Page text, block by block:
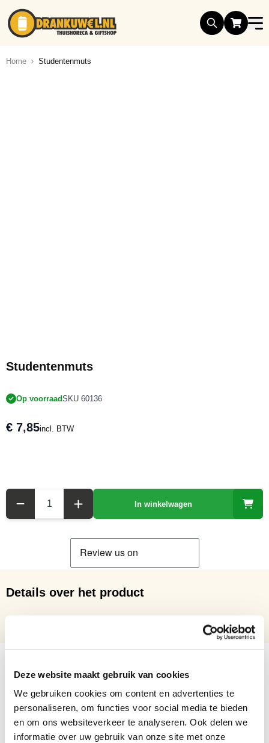
Deze website maakt gebruik van cookies
We gebruiken cookies om content en advertenties te
personaliseren, om functies voor social media te bieden
en om ons websiteverkeer te analyseren. Ook delen we
informatie over uw gebruik van onze site met onze
Ga naar de inhoud
Home Studentenmuts
Studentenmuts
Op voorraadSKU 60136
€ 7,85incl. BTW
In winkelwagen
Details over het product